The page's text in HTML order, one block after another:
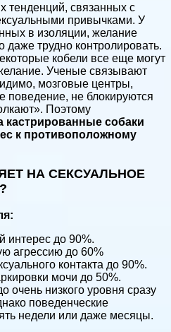
тенденций, связанных с
привычками. У
в изоляции, желание
даже трудно контролировать.
кобели все еще могут
Ученые связывают
мозговые центры,
поведение, не блокируются
Поэтому
кастрированные собаки
к противоположному
НА СЕКСУАЛЬНОЕ
интерес до 90%.
агрессию до 60%
контакта до 90%.
мочи до 50%.
очень низкого уровня сразу
поведенческие
недели или даже месяцы.